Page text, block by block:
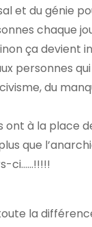
et du génie
chaque
ça
personnes
du
ont à la
que
ci……!!!!!
la